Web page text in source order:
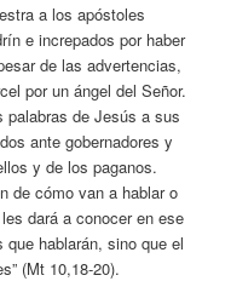
a los apóstoles
e increpados por haber
de las advertencias,
por un ángel del Señor.
palabras de Jesús a sus
ante gobernadores y
y de los paganos.
de cómo van a hablar o
dará a conocer en ese
hablarán, sino que el
(Mt 10,18-20).